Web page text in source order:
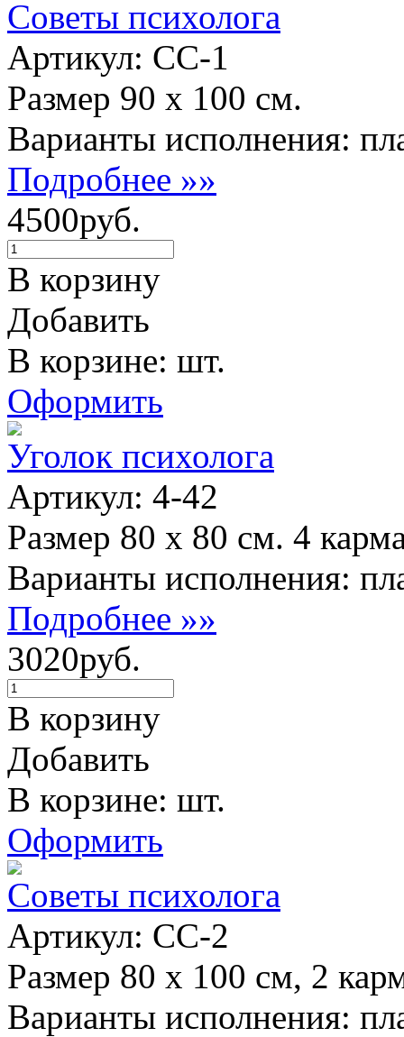
Советы психолога
Артикул: СС-1
Размер 90 х 100 см.
Варианты исполнения:
Подробнее »»
4500руб.
В корзину
Добавить
В корзине: шт.
Оформить
Уголок психолога
Артикул: 4-42
Размер 80 х 80 см. 4
Варианты исполнения:
Подробнее »»
3020руб.
В корзину
Добавить
В корзине: шт.
Оформить
Советы психолога
Артикул: СС-2
Размер 80 х 100 см, 2
Варианты исполнения: